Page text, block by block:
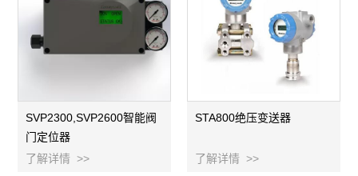
SVP2300,SVP2600智能阀
门定位器
了解详情 >>
STA800绝压变送器
了解详情 >>